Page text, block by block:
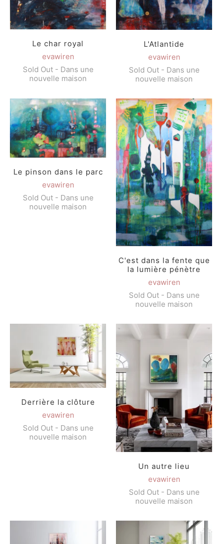
Le char royal
evawiren
Sold Out - Dans une
nouvelle maison
L'Atlantide
evawiren
Sold Out - Dans une
nouvelle maison
Le pinson dans le parc
evawiren
Sold Out - Dans une
nouvelle maison
C'est dans la fente que
la lumière pénètre
evawiren
Sold Out - Dans une
nouvelle maison
Derrière la clôture
evawiren
Sold Out - Dans une
nouvelle maison
Un autre lieu
evawiren
Sold Out - Dans une
nouvelle maison